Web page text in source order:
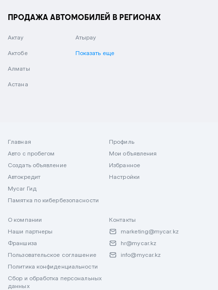
ПРОДАЖА АВТОМОБИЛЕЙ В РЕГИОНАХ
Актау
Актобе
Алматы
Астана
Атырау
Показать еще
Главная
Авто с пробегом
Создать объявление
Автокредит
Mycar Гид
Памятка по кибербезопасности
Профиль
Мои объявления
Избранное
Настройки
О компании
Наши партнеры
Франшиза
Пользовательское соглашение
Политика конфиденциальности
Сбор и обработка персональных
данных
Контакты
marketing@mycar.kz
hr@mycar.kz
info@mycar.kz